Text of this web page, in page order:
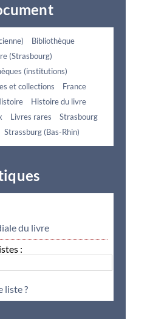
Bibliothèque
(Strasbourg)
(institutions)
et collections
France
Histoire du livre
Livres rares
Strasbourg
Strassburg (Bas-Rhin)
du livre
:
liste ?